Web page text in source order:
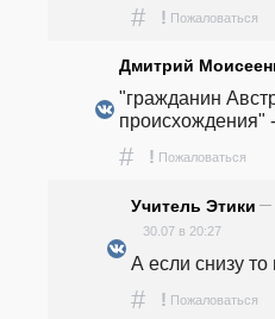
# ! Пожаловаться
Дмитрий
"гражданин
происхождения"
# ! Пожаловаться
Учитель Этики —
30.07 в 20:27
А если снизу то
# ! Пожаловаться